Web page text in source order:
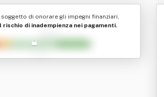
di onorare gli impegni finanziari,
di inadempienza nei pagamenti.